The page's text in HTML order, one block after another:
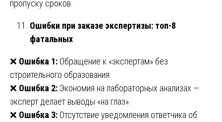
пропуску сроков.
Ошибки при заказе экспертизы: топ-8
фатальных
❌ Ошибка 1: Обращение к «экспертам» без
строительного образования.
❌ Ошибка 2: Экономия на лабораторных анализах —
эксперт делает выводы «на глаз».
❌ Ошибка 3: Отсутствие уведомления ответчика об